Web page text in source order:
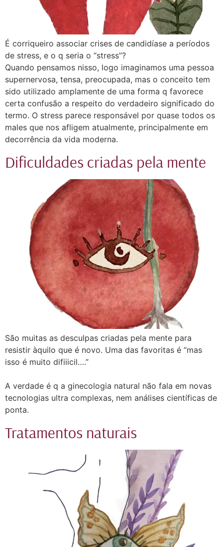
É corriqueiro associar crises de candidíase a períodos
de stress, e o q seria o “stress”?⠀
Quando pensamos nisso, logo imaginamos uma pessoa
supernervosa, tensa, preocupada, mas o conceito tem
sido utilizado amplamente de uma forma q favorece
certa confusão a respeito do verdadeiro significado do
termo. O stress parece responsável por quase todos os
males que nos afligem atualmente, principalmente em
decorrência da vida moderna.⠀
Dificuldades criadas pela mente
São muitas as desculpas criadas pela mente para
resistir àquilo que é novo. Uma das favoritas é “mas
isso é muito difiiicil….”⠀
A verdade é q a ginecologia natural não fala em novas
tecnologias ultra complexas, nem análises científicas de
ponta.⠀
Tratamentos naturais